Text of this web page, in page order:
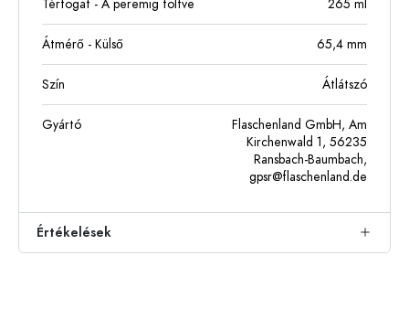
Térfogat - A peremig töltve 265 ml
Átmérő - Külső 65,4 mm
Szín Átlátszó
Gyártó
Flaschenland GmbH, Am
Kirchenwald 1, 56235
Ransbach-Baumbach,
gpsr@flaschenland.de
Értékelések